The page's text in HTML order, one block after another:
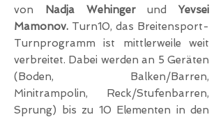
von
Nadja Wehingerund Yevsei
Mamonov. Turn10, das Breitensport-
Turnprogramm ist mittlerweile weit
verbreitet. Dabei werden an 5 Geräten
(Boden, Balken/Barren,
Minitrampolin, Reck/Stufenbarren,
Sprung) bis zu 10 Elementen in den